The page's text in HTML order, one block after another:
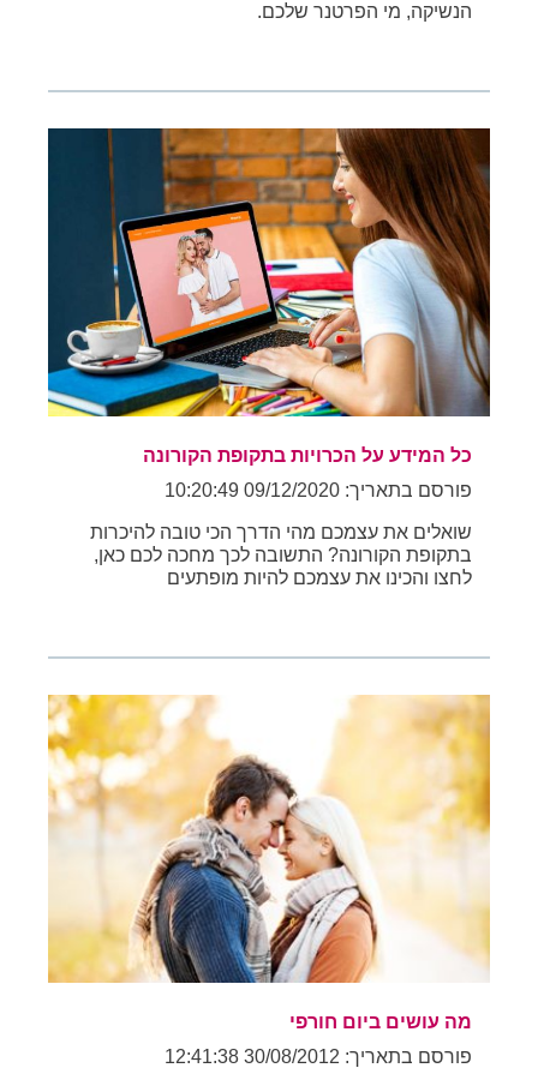
הנשיקה, מי הפרטנר שלכם.
כל המידע על הכרויות בתקופת הקורונה
פורסם בתאריך: 09/12/2020 10:20:49
שואלים את עצמכם מהי הדרך הכי טובה להיכרות
בתקופת הקורונה? התשובה לכך מחכה לכם כאן,
לחצו והכינו את עצמכם להיות מופתעים
מה עושים ביום חורפי
פורסם בתאריך: 30/08/2012 12:41:38